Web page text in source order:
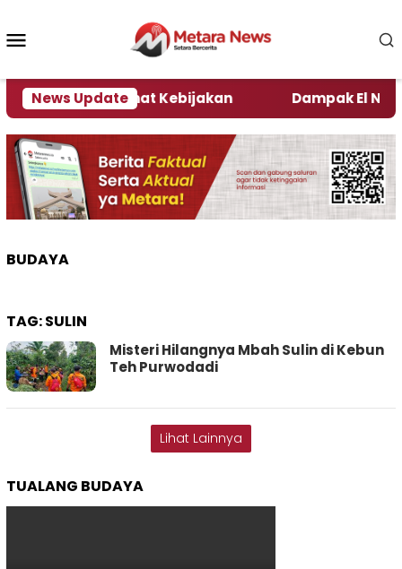
konten
News Update
Kata Pengamat Kebijakan Dampak El Nino,
BUDAYA
TAG:SULIN
Misteri Hilangnya Mbah Sulin di Kebun
Teh Purwodadi
Lihat Lainnya
TUALANG BUDAYA